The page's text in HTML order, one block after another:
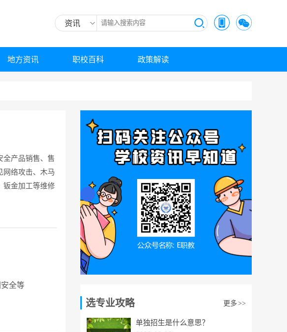
资讯
地方资讯 职校百科 政策解读
全产品销售、售
网络攻击、木马
钣金加工等维修
全等
选专业攻略 更多 >>
单独招生是什么意思？